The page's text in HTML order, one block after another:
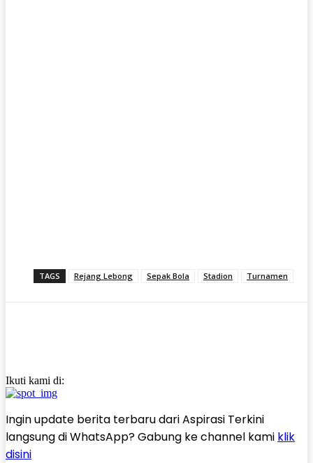
TAGS Rejang Lebong Sepak Bola Stadion Turnamen
Ikuti kami di:
Ingin update berita terbaru dari Aspirasi Terkini
langsung di WhatsApp? Gabung ke channel kami klik
disini